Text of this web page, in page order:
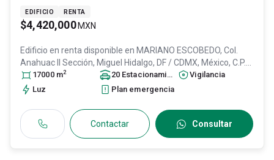
EDIFICIO RENTA
$4,420,000 MXN
Edificio en renta disponible en MARIANO ESCOBEDO, Col.
Anahuac II Sección, Miguel Hidalgo, DF / CDMX, México, C.P.
11320, ID:31570101
17000 m2 20 Estacionamiento s Vigilancia
Luz
Plan emergencia
Contactar Consultar